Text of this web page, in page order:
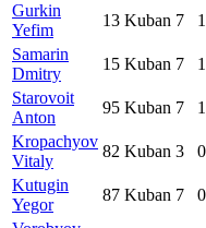
Gurkin
Yefim
13 Kuban 7 1
Samarin
Dmitry
15 Kuban 7 1
Starovoit
Anton
95 Kuban 7 1
Kropachyov
Vitaly
82 Kuban 3 0
Kutugin
Yegor
87 Kuban 7 0